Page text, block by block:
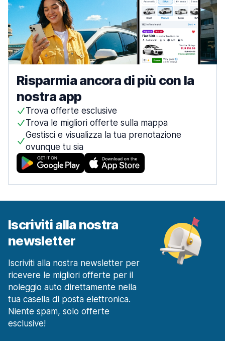
Risparmia ancora di più con la
nostra app
Trova offerte esclusive
Trova le migliori offerte sulla mappa
Gestisci e visualizza la tua prenotazione
ovunque tu sia
Iscriviti alla nostra
newsletter
Iscriviti alla nostra newsletter per
ricevere le migliori offerte per il
noleggio auto direttamente nella
tua casella di posta elettronica.
Niente spam, solo offerte
esclusive!